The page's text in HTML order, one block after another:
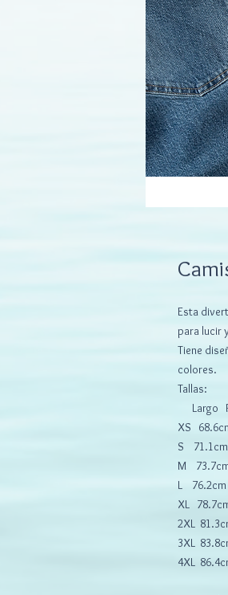
Esta
para lucir
Tiene
colores.
Tallas:
Largo
XS
S
M
L 76.2cm
XL
2XL
3XL
4XL